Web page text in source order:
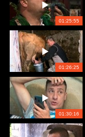
01:25:55
01:26:25
01:30:16